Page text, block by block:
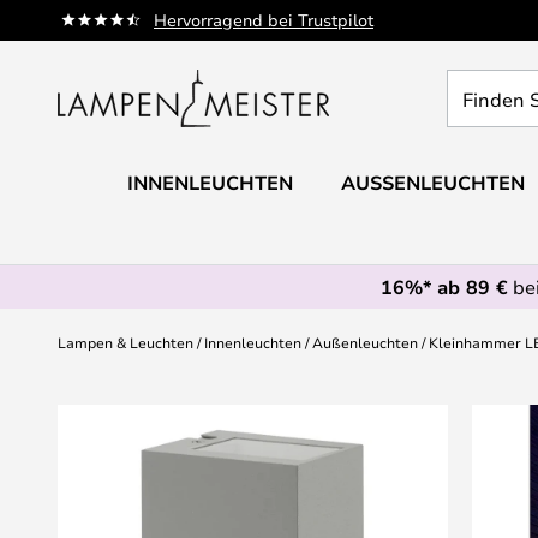
Hervorragend bei Trustpilot
Zum
Inhalt
Sie
Leuchte...
INNENLEUCHTEN AUSSENLEUCHTEN
16%* ab 89 €
Lampen & Leuchten Innenleuchten Außenleuchten Kleinhammer